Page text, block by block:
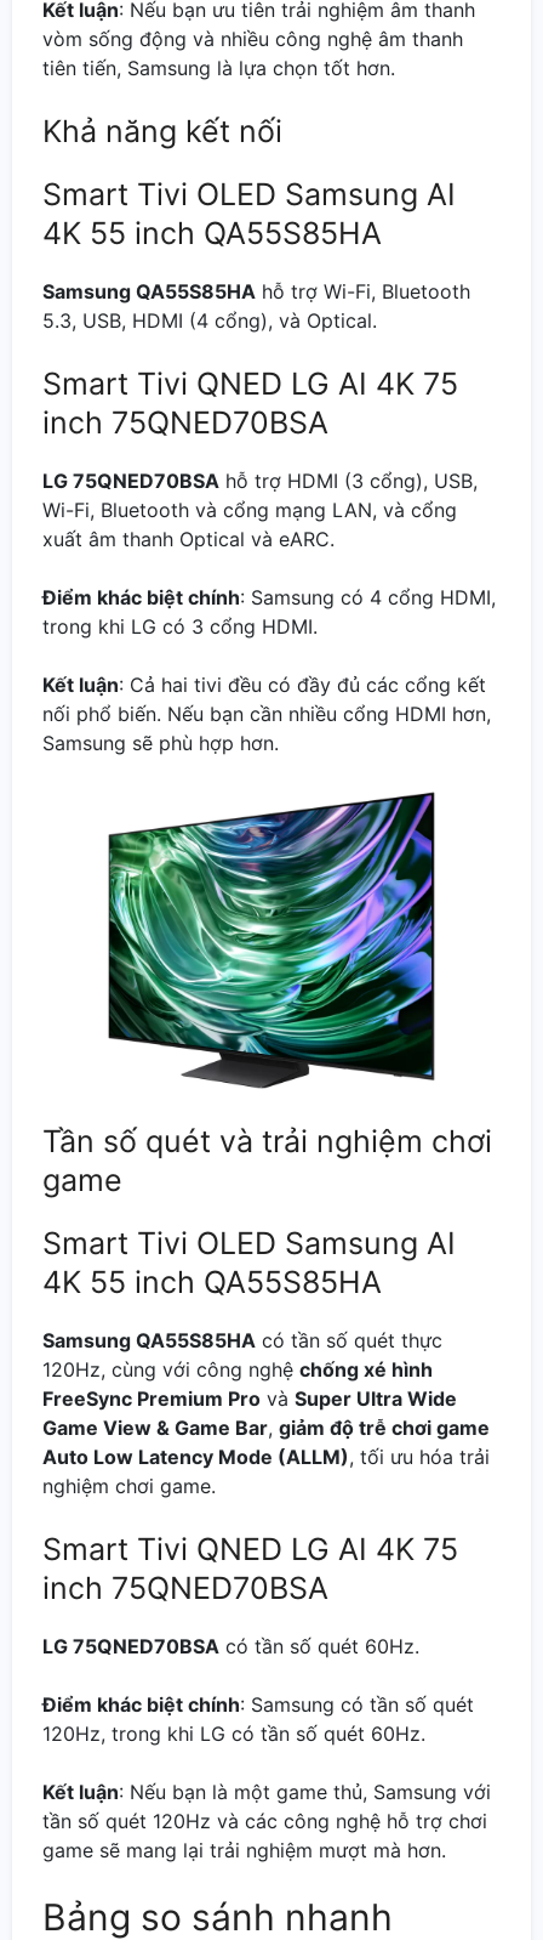
Kết luận: Nếu bạn ưu tiên trải nghiệm âm thanh
vòm sống động và nhiều công nghệ âm thanh
tiên tiến, Samsung là lựa chọn tốt hơn.
Khả năng kết nối
Smart Tivi OLED Samsung AI
4K 55 inch QA55S85HA
Samsung QA55S85HA hỗ trợ Wi-Fi, Bluetooth
5.3, USB, HDMI (4 cổng), và Optical.
Smart Tivi QNED LG AI 4K 75
inch 75QNED70BSA
LG 75QNED70BSA hỗ trợ HDMI (3 cổng), USB,
Wi-Fi, Bluetooth và cổng mạng LAN, và cổng
xuất âm thanh Optical và eARC.
Điểm khác biệt chính: Samsung có 4 cổng HDMI,
trong khi LG có 3 cổng HDMI.
Kết luận: Cả hai tivi đều có đầy đủ các cổng kết
nối phổ biến. Nếu bạn cần nhiều cổng HDMI hơn,
Samsung sẽ phù hợp hơn.
Tần số quét và trải nghiệm chơi
game
Smart Tivi OLED Samsung AI
4K 55 inch QA55S85HA
Samsung QA55S85HA có tần số quét thực
120Hz, cùng với công nghệ chống xé hình
FreeSync Premium Pro và Super Ultra Wide
Game View & Game Bar, giảm độ trễ chơi game
Auto Low Latency Mode (ALLM), tối ưu hóa trải
nghiệm chơi game.
Smart Tivi QNED LG AI 4K 75
inch 75QNED70BSA
LG 75QNED70BSA có tần số quét 60Hz.
Điểm khác biệt chính: Samsung có tần số quét
120Hz, trong khi LG có tần số quét 60Hz.
Kết luận: Nếu bạn là một game thủ, Samsung với
tần số quét 120Hz và các công nghệ hỗ trợ chơi
game sẽ mang lại trải nghiệm mượt mà hơn.
Bảng so sánh nhanh